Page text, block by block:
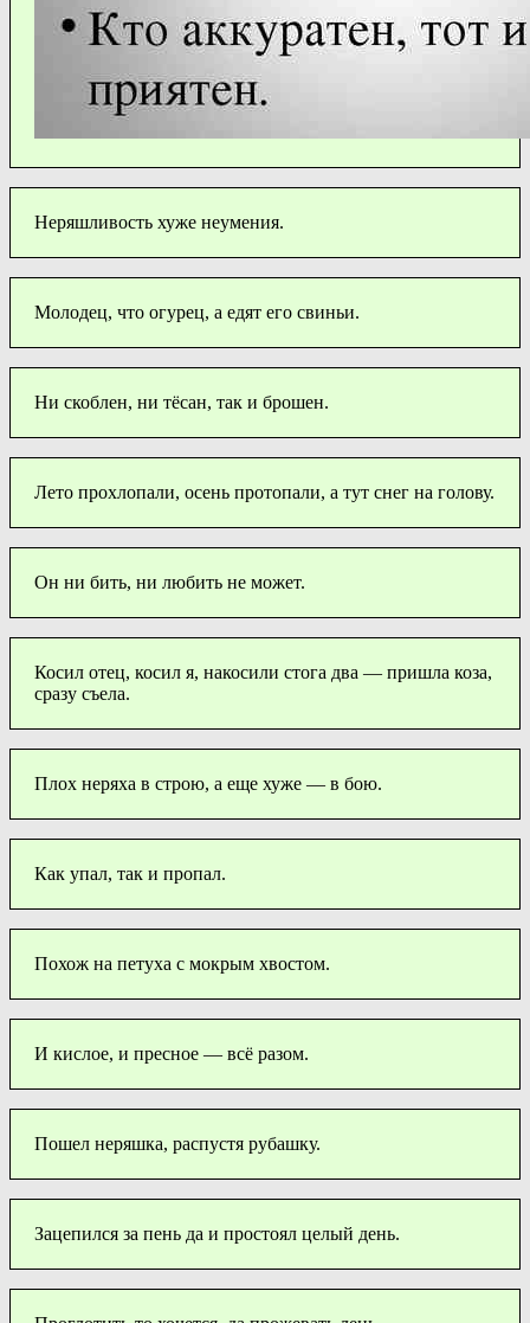
Неряшливость хуже неумения.
Молодец, что огурец, а едят его свиньи.
Ни скоблен, ни тёсан, так и брошен.
Лето прохлопали, осень протопали, а тут снег на голову.
Он ни бить, ни любить не может.
Косил отец, косил я, накосили стога два — пришла коза,
сразу съела.
Плох неряха в строю, а еще хуже — в бою.
Как упал, так и пропал.
Похож на петуха с мокрым хвостом.
И кислое, и пресное — всё разом.
Пошел неряшка, распустя рубашку.
Зацепился за пень да и простоял целый день.